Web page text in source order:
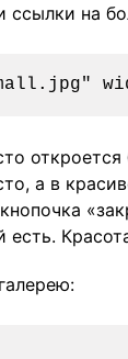
ссылки на
а в